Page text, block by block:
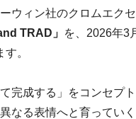
ウィン社のクロムエク
TRAD」 を、2026年3
。
完成する」をコンセプ
なる表情へと育っていく